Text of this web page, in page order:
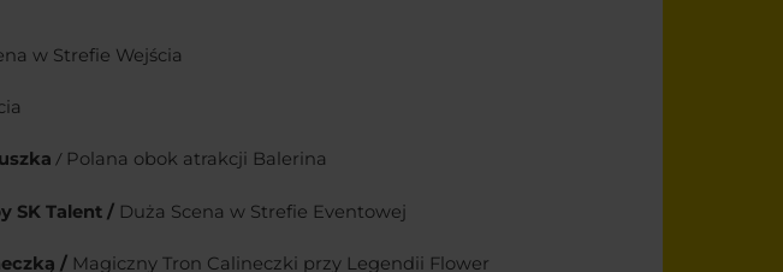
w Strefie Wejścia
/ Polana obok atrakcji Balerina
SK Talent / Duża Scena w Strefie Eventowej
/ Magiczny Tron Calineczki przy Legendii Flower